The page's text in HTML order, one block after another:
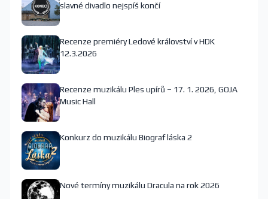
slavné divadlo nejspíš končí
Recenze premiéry Ledové království v HDK
12.3.2026
Recenze muzikálu Ples upírů – 17. 1. 2026, GOJA
Music Hall
Konkurz do muzikálu Biograf láska 2
Nové termíny muzikálu Dracula na rok 2026